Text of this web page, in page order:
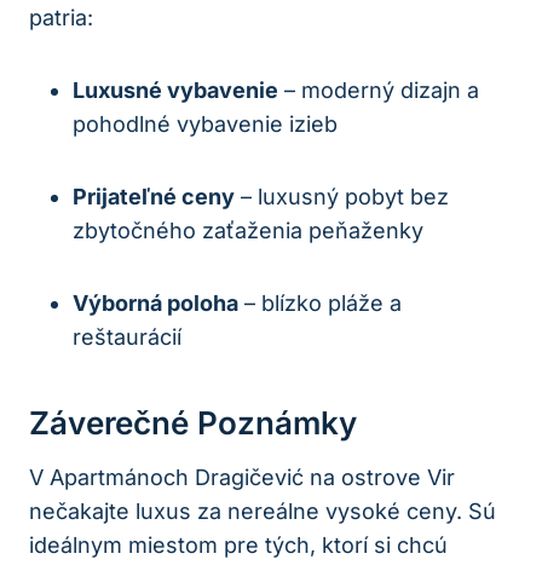
patria:
Luxusné vybavenie – moderný dizajn a
pohodlné vybavenie izieb
Prijateľné ceny – luxusný pobyt bez
zbytočného zaťaženia peňaženky
Výborná poloha – blízko pláže a
reštaurácií
Záverečné Poznámky
V Apartmánoch Dragičević na ostrove Vir
nečakajte luxus za nereálne vysoké ceny. Sú
ideálnym miestom pre tých, ktorí si chcú